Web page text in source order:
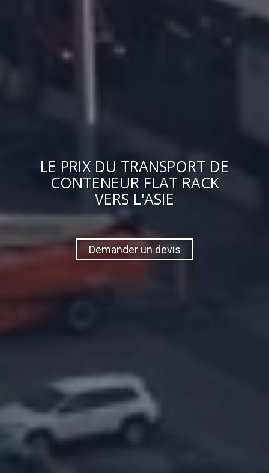
LE PRIX DU TRANSPORT DE
CONTENEUR FLAT RACK
VERS L'ASIE
Demander un devis